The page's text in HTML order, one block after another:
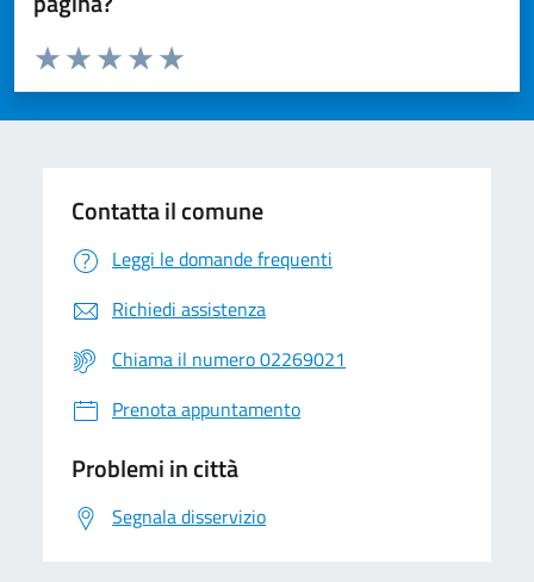
Valuta da 1 a 5 stelle la pagina
Valuta 5 stelle su 5
Valuta 4 stelle su 5
Valuta 3 stelle su 5
Valuta 2 stelle su 5
Valuta 1 stelle su 5
Contatta il comune
Leggi le domande frequenti
Richiedi assistenza
Chiama il numero 02269021
Prenota appuntamento
Problemi in città
Segnala disservizio